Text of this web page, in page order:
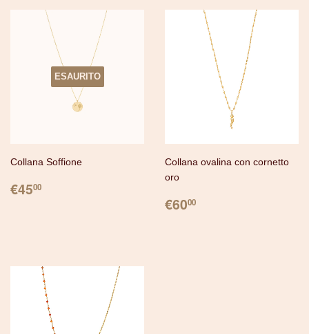
ESAURITO
Collana Soffione
PREZZO
€4500
Collana ovalina con cornetto
oro
PREZZO
€6000